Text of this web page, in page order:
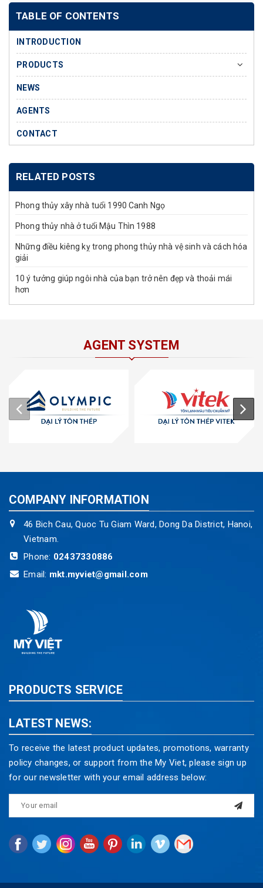
TABLE OF CONTENTS
INTRODUCTION
PRODUCTS
NEWS
AGENTS
CONTACT
RELATED POSTS
Phong thủy xây nhà tuổi 1990 Canh Ngọ
Phong thủy nhà ở tuổi Mậu Thìn 1988
Những điều kiêng kỵ trong phong thủy nhà vệ sinh và cách hóa
giải
10 ý tưởng giúp ngôi nhà của bạn trở nên đẹp và thoải mái
hơn
AGENT SYSTEM
COMPANY INFORMATION
46 Bich Cau, Quoc Tu Giam Ward, Dong Da District, Hanoi,
Vietnam.
Phone: 02437330886
Email: mkt.myviet@gmail.com
PRODUCTS SERVICE
LATEST NEWS:
To receive the latest product updates, promotions, warranty
policy changes, or support from the My Viet, please sign up
for our newsletter with your email address below: